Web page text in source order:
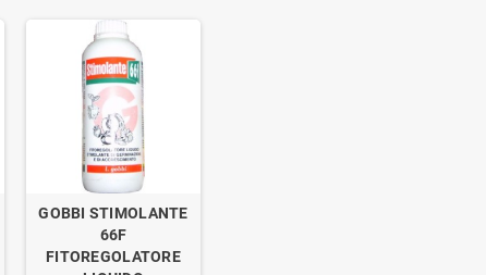
GOBBI STIMOLANTE
66F
FITOREGOLATORE